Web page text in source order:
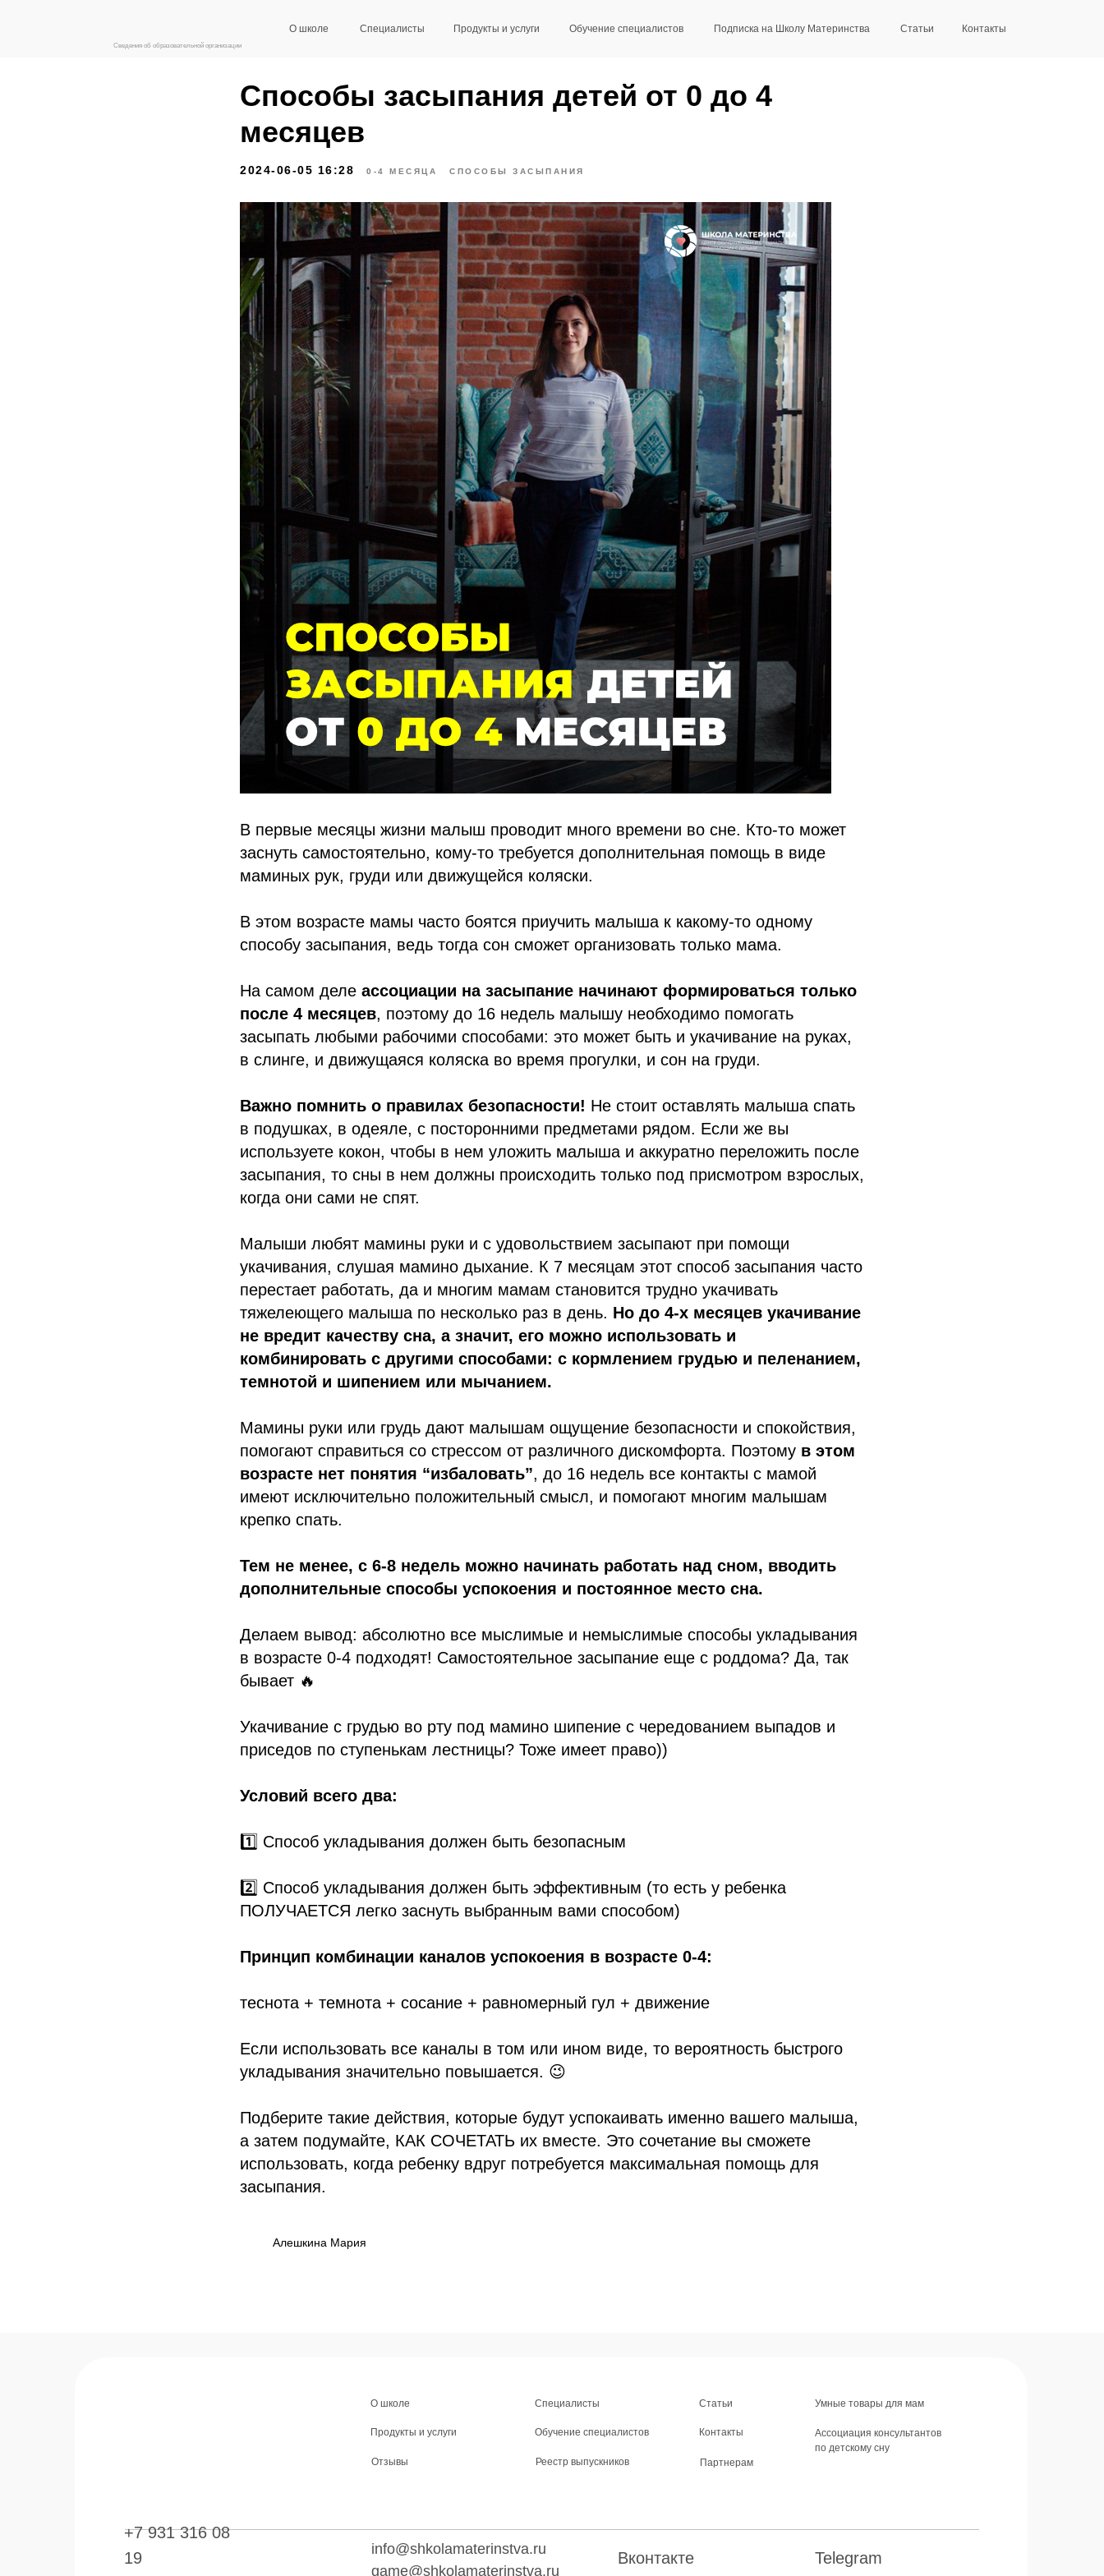
Продукты и услуги Обучениe специалистов Статьи Контакты
О школе Специалисты Подписка на Школу Материнства
Сведения об образовательной организации
Способы засыпания детей от 0 до 4
месяцев
2024-06-05 16:28 0-4 МЕСЯЦА СПОСОБЫ ЗАСЫПАНИЯ
В первые месяцы жизни малыш проводит много времени во сне. Кто-то может
заснуть самостоятельно, кому-то требуется дополнительная помощь в виде
маминых рук, груди или движущейся коляски.
В этом возрасте мамы часто боятся приучить малыша к какому-то одному
способу засыпания, ведь тогда сон сможет организовать только мама.
На самом деле ассоциации на засыпание начинают формироваться только
после 4 месяцев, поэтому до 16 недель малышу необходимо помогать
засыпать любыми рабочими способами: это может быть и укачивание на руках,
в слинге, и движущаяся коляска во время прогулки, и сон на груди.
Важно помнить о правилах безопасности! Не стоит оставлять малыша спать
в подушках, в одеяле, с посторонними предметами рядом. Если же вы
используете кокон, чтобы в нем уложить малыша и аккуратно переложить после
засыпания, то сны в нем должны происходить только под присмотром взрослых,
когда они сами не спят.
Малыши любят мамины руки и с удовольствием засыпают при помощи
укачивания, слушая мамино дыхание. К 7 месяцам этот способ засыпания часто
перестает работать, да и многим мамам становится трудно укачивать
тяжелеющего малыша по несколько раз в день. Но до 4-х месяцев укачивание
не вредит качеству сна, а значит, его можно использовать и
комбинировать с другими способами: с кормлением грудью и пеленанием,
темнотой и шипением или мычанием.
Мамины руки или грудь дают малышам ощущение безопасности и спокойствия,
помогают справиться со стрессом от различного дискомфорта. Поэтому в этом
возрасте нет понятия “избаловать”, до 16 недель все контакты с мамой
имеют исключительно положительный смысл, и помогают многим малышам
крепко спать.
Тем не менее, с 6-8 недель можно начинать работать над сном, вводить
дополнительные способы успокоения и постоянное место сна.
Делаем вывод: абсолютно все мыслимые и немыслимые способы укладывания
в возрасте 0-4 подходят! Самостоятельное засыпание еще с роддома? Да, так
бывает 🔥
Укачивание с грудью во рту под мамино шипение с чередованием выпадов и
приседов по ступенькам лестницы? Тоже имеет право))
Условий всего два:
1️⃣ Способ укладывания должен быть безопасным
2️⃣ Способ укладывания должен быть эффективным (то есть у ребенка
ПОЛУЧАЕТСЯ легко заснуть выбранным вами способом)
Принцип комбинации каналов успокоения в возрасте 0-4:
теснота + темнота + сосание + равномерный гул + движение
Если использовать все каналы в том или ином виде, то вероятность быстрого
укладывания значительно повышается. 😉
Подберите такие действия, которые будут успокаивать именно вашего малыша,
а затем подумайте, КАК СОЧЕТАТЬ их вместе. Это сочетание вы сможете
использовать, когда ребенку вдруг потребуется максимальная помощь для
засыпания.
Алешкина Мария
+7 931 316 08
19
info@shkolamaterinstva.ru
game@shkolamaterinstva.ru
Вконтакте Telegram
О школе
Продукты и услуги
Специалисты
Обучение специалистов
Статьи
Контакты
Ассоциация консультантов
по детскому сну
Реестр выпускников
Умные товары для мам
Отзывы Партнерам